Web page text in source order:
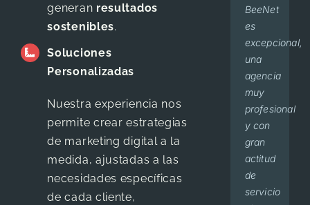
generan resultados
sostenibles.
Soluciones
Personalizadas
Nuestra experiencia nos
permite crear estrategias
de marketing digital a la
medida, ajustadas a las
necesidades específicas
de cada cliente,
BeeNet
es
excepcional,
una
agencia
muy
profesional
y con
gran
actitud
de
servicio
for 6
months
now
and
the
service
that I
have
been
getting
is
amazing
los
ojos
cerrados.
Dr.
Olliver
Núñez
estrategias
que
implementan
y
sugieren
dan
resultado
visible
100%
¡Muchas
gracias!
me
han
impulsado
al
nivel
tal,
que
un
gran
porcentaje
de
pacientes